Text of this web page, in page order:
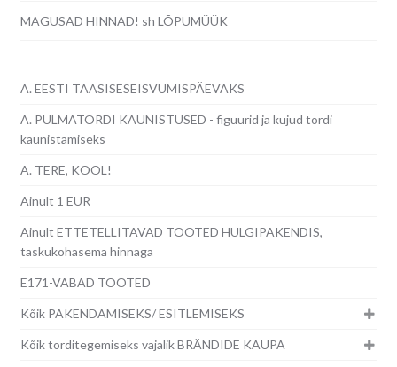
MAGUSAD HINNAD! sh LÕPUMÜÜK
A. EESTI TAASISESEISVUMISPÄEVAKS
A. PULMATORDI KAUNISTUSED - figuurid ja kujud tordi
kaunistamiseks
A. TERE, KOOL!
Ainult 1 EUR
Ainult ETTETELLITAVAD TOOTED HULGIPAKENDIS,
taskukohasema hinnaga
E171-VABAD TOOTED
Kõik PAKENDAMISEKS/ ESITLEMISEKS
Kõik torditegemiseks vajalik BRÄNDIDE KAUPA